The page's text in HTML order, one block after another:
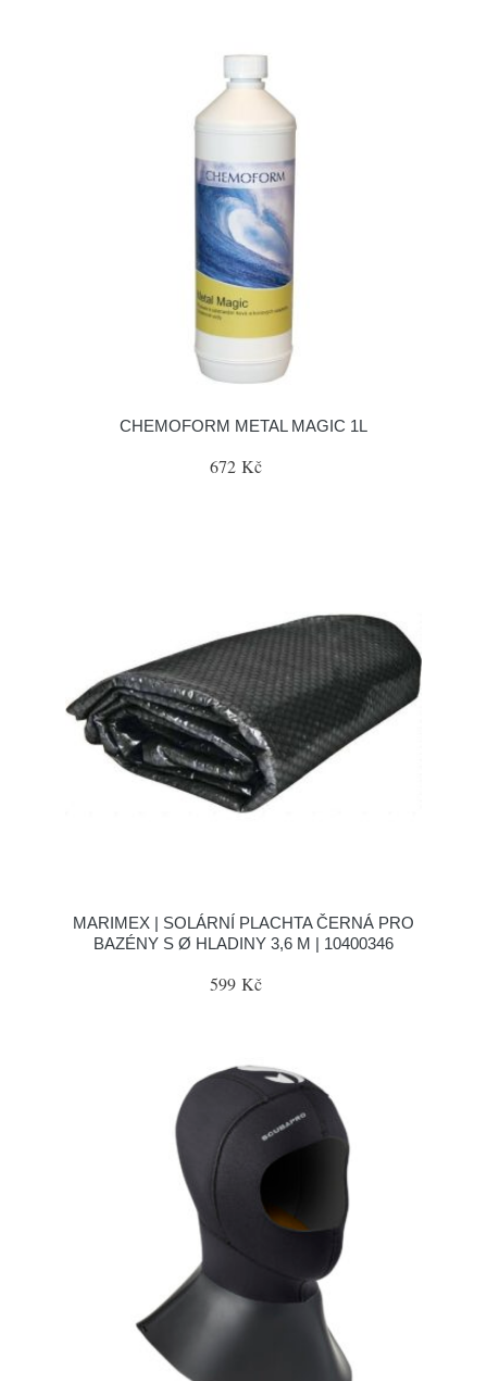
CHEMOFORM METAL MAGIC 1L
672 Kč
MARIMEX | SOLÁRNÍ PLACHTA ČERNÁ PRO
BAZÉNY S Ø HLADINY 3,6 M | 10400346
599 Kč